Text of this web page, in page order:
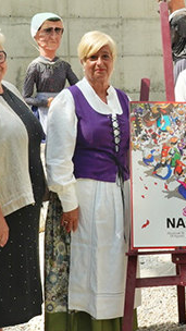
margoak
aretoan